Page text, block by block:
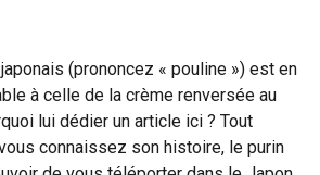
(prononcez « pouline ») est en
à celle de la crème renversée au
lui dédier un article ici ? Tout
connaissez son histoire, le purin